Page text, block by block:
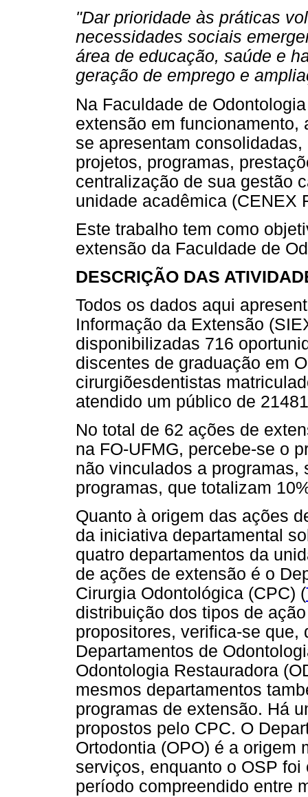
"Dar prioridade às práticas
necessidades sociais
área de educação, saúde e
geração de emprego e
Na Faculdade de
extensão em
se apresentam
projetos, programas,
centralização de sua gestão
unidade acadêmica (CENEX
Este trabalho tem como
extensão da Faculdade de
DESCRIÇÃO DAS
Todos os dados aqui
Informação da Extensão
disponibilizadas 716
discentes de graduação em
cirurgiõesdentistas
atendido um público de
No total de 62 ações de
na FO-UFMG, percebe-se o
não vinculados a
programas, que totalizam
Quanto à origem das ações
da iniciativa departamental
quatro departamentos da
de ações de extensão é o
Cirurgia Odontológica (CPC) (
distribuição dos tipos de
propositores, verifica-se
Departamentos de
Odontologia Restauradora
mesmos departamentos
programas de extensão. Há
propostos pelo CPC. O
Ortodontia (OPO) é a origem
serviços, enquanto o OSP
período compreendido entre